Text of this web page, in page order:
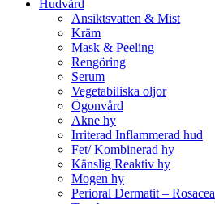
Hudvård
Ansiktsvatten & Mist
Kräm
Mask & Peeling
Rengöring
Serum
Vegetabiliska oljor
Ögonvård
Akne hy
Irriterad Inflammerad hud
Fet/ Kombinerad hy
Känslig Reaktiv hy
Mogen hy
Perioral Dermatit – Rosacea